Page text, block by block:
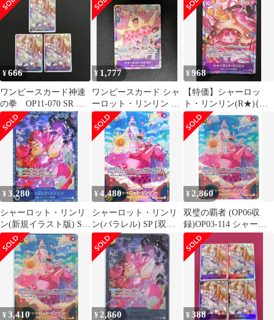
OP11-07
ラシ
¥666
ワンピースカード神速
の拳 OP11-070 SR シ
ャーロット・プリン 3
枚
¥ 1,777
ワンピースカード シャ
ーロット・リンリン R
プロモ パラレル
¥968
【特価】シャーロッ
ト・リンリン(R★){紫}
〈OP11-073〉[神速の
拳]
¥3,280
シャーロット・リンリ
ン(新規イラスト版) SR
[フラッグシップバトル
2023年10月] ST07-010
ワンピースカードゲー
¥4,480
シャーロット・リンリ
ン(パラレル) SP [双璧
の覇者] OP03-114 ワン
ピースカードゲーム
¥2,860
双璧の覇者 (OP06収
録)OP03-114 シャーロ
ット・リンリン SP
¥3,410 ¥ 2,860 ¥388